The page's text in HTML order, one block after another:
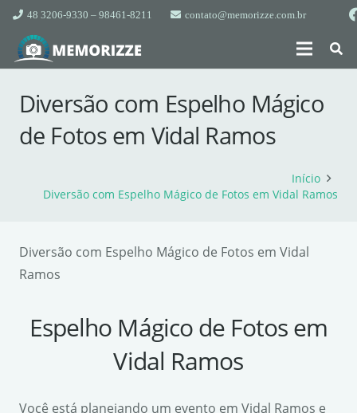
48 3206-9330 – 98461-8211 contato@memorizze.com.br
Diversão com Espelho Mágico
de Fotos em Vidal Ramos
Início
Diversão com Espelho Mágico de Fotos em Vidal Ramos
Diversão com Espelho Mágico de Fotos em Vidal
Ramos
Espelho Mágico de Fotos em
Vidal Ramos
Você está planejando um evento em Vidal Ramos e